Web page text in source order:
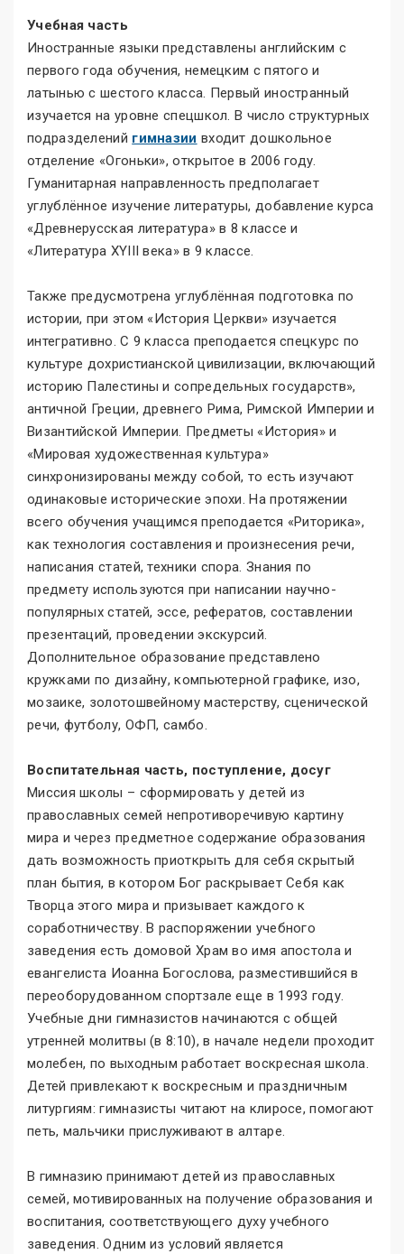
Учебная часть
Иностранные языки представлены английским с
первого года обучения, немецким с пятого и
латынью с шестого класса. Первый иностранный
изучается на уровне спецшкол. В число структурных
подразделений гимназии входит дошкольное
отделение «Огоньки», открытое в 2006 году.
Гуманитарная направленность предполагает
углублённое изучение литературы, добавление курса
«Древнерусская литература» в 8 классе и
«Литература XYIII века» в 9 классе.
Также предусмотрена углублённая подготовка по
истории, при этом «История Церкви» изучается
интегративно. С 9 класса преподается спецкурс по
культуре дохристианской цивилизации, включающий
историю Палестины и сопредельных государств»,
античной Греции, древнего Рима, Римской Империи и
Византийской Империи. Предметы «История» и
«Мировая художественная культура»
синхронизированы между собой, то есть изучают
одинаковые исторические эпохи. На протяжении
всего обучения учащимся преподается «Риторика»,
как технология составления и произнесения речи,
написания статей, техники спора. Знания по
предмету используются при написании научно-
популярных статей, эссе, рефератов, составлении
презентаций, проведении экскурсий.
Дополнительное образование представлено
кружками по дизайну, компьютерной графике, изо,
мозаике, золотошвейному мастерству, сценической
речи, футболу, ОФП, самбо.
Воспитательная часть, поступление, досуг
Миссия школы – сформировать у детей из
православных семей непротиворечивую картину
мира и через предметное содержание образования
дать возможность приоткрыть для себя скрытый
план бытия, в котором Бог раскрывает Себя как
Творца этого мира и призывает каждого к
соработничеству. В распоряжении учебного
заведения есть домовой Храм во имя апостола и
евангелиста Иоанна Богослова, разместившийся в
переоборудованном спортзале еще в 1993 году.
Учебные дни гимназистов начинаются с общей
утренней молитвы (в 8:10), в начале недели проходит
молебен, по выходным работает воскресная школа.
Детей привлекают к воскресным и праздничным
литургиям: гимназисты читают на клиросе, помогают
петь, мальчики прислуживают в алтаре.
В гимназию принимают детей из православных
семей, мотивированных на получение образования и
воспитания, соответствующего духу учебного
заведения. Одним из условий является